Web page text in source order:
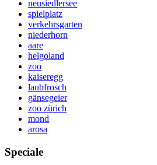
neusiedlersee
spielplatz
verkehrsgarten
niederhorn
aare
helgoland
zoo
kaiseregg
laubfrosch
gänsegeier
zoo zürich
mond
arosa
Speciale